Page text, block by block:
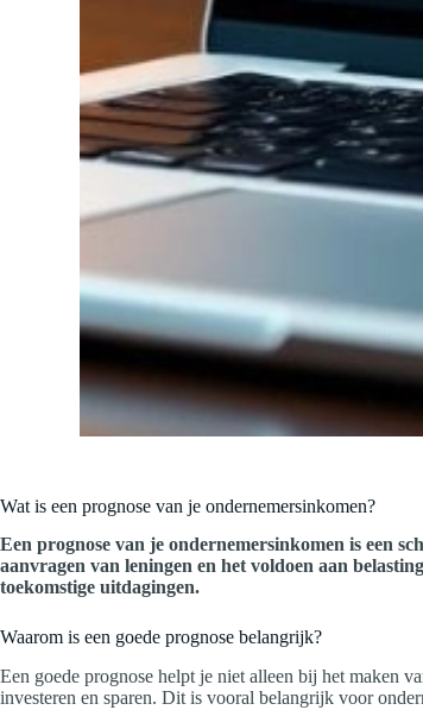
Wat is een prognose van je ondernemersinkomen?
Een prognose van je ondernemersinkomen is een
aanvragen van leningen en het voldoen aan
toekomstige uitdagingen.
Waarom is een goede prognose belangrijk?
Een goede prognose helpt je niet alleen bij het maken
investeren en sparen. Dit is vooral belangrijk voor